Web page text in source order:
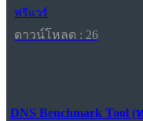
ฟรีแวร์
ดาวน์โหลด : 26
DNS Benchmark Tool